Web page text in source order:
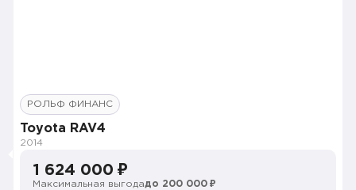
РОЛЬФ ФИНАНС
Toyota RAV4
2014
1 624 000 ₽
Максимальная выгодадо 200 000 ₽